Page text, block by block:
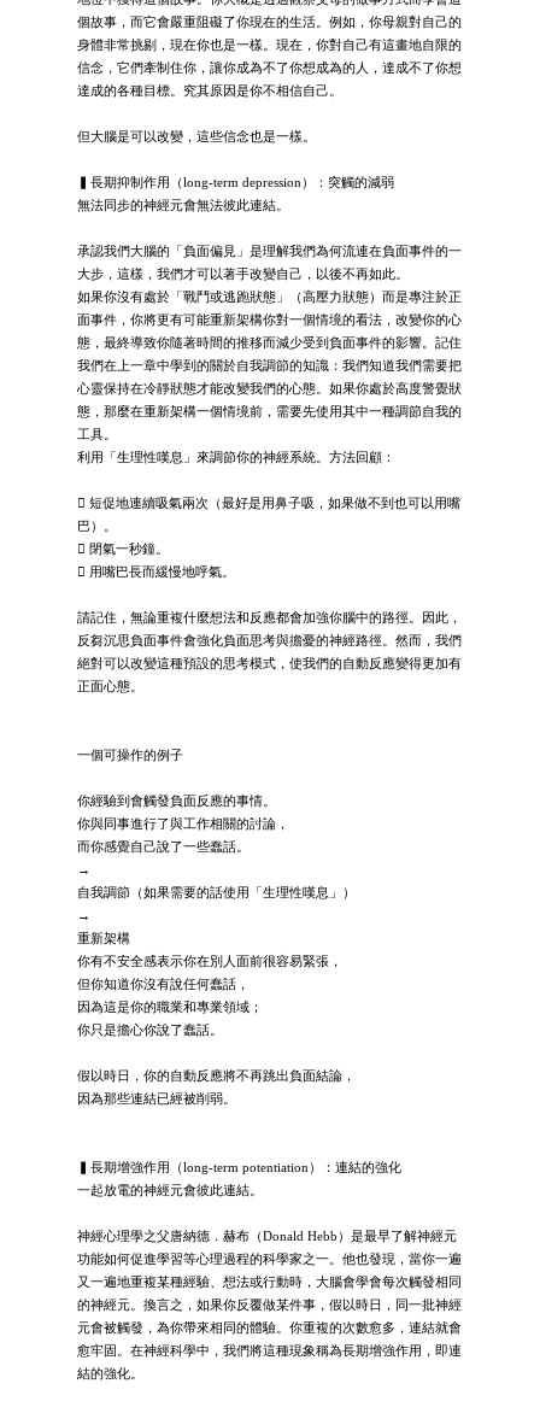
個故事，而它會嚴重阻礙了你現在的生活。例如，你母親對自己的
身體非常挑剔，現在你也是一樣。現在，你對自己有這畫地自限的
信念，它們牽制住你，讓你成為不了你想成為的人，達成不了你想
達成的各種目標。究其原因是你不相信自己。
但大腦是可以改變，這些信念也是一樣。
▍長期抑制作用（long-term depression）：突觸的減弱
無法同步的神經元會無法彼此連結。
承認我們大腦的「負面偏見」是理解我們為何流連在負面事件的一
大步，這樣，我們才可以著手改變自己，以後不再如此。
如果你沒有處於「戰鬥或逃跑狀態」（高壓力狀態）而是專注於正
面事件，你將更有可能重新架構你對一個情境的看法，改變你的心
態，最終導致你隨著時間的推移而減少受到負面事件的影響。記住
我們在上一章中學到的關於自我調節的知識：我們知道我們需要把
心靈保持在冷靜狀態才能改變我們的心態。如果你處於高度警覺狀
態，那麼在重新架構一個情境前，需要先使用其中一種調節自我的
工具。
利用「生理性嘆息」來調節你的神經系統。方法回顧：
 短促地連續吸氣兩次（最好是用鼻子吸，如果做不到也可以用嘴
巴）。
 閉氣一秒鐘。
 用嘴巴長而緩慢地呼氣。
請記住，無論重複什麼想法和反應都會加強你腦中的路徑。因此，
反芻沉思負面事件會強化負面思考與擔憂的神經路徑。然而，我們
絕對可以改變這種預設的思考模式，使我們的自動反應變得更加有
正面心態。
一個可操作的例子
你經驗到會觸發負面反應的事情。
你與同事進行了與工作相關的討論，
而你感覺自己說了一些蠢話。
→
自我調節（如果需要的話使用「生理性嘆息」）
→
重新架構
你有不安全感表示你在別人面前很容易緊張，
但你知道你沒有說任何蠢話，
因為這是你的職業和專業領域；
你只是擔心你說了蠢話。
假以時日，你的自動反應將不再跳出負面結論，
因為那些連結已經被削弱。
▍長期增強作用（long-term potentiation）：連結的強化
一起放電的神經元會彼此連結。
神經心理學之父唐納德．赫布（Donald Hebb）是最早了解神經元
功能如何促進學習等心理過程的科學家之一。他也發現，當你一遍
又一遍地重複某種經驗、想法或行動時，大腦會學會每次觸發相同
的神經元。換言之，如果你反覆做某件事，假以時日，同一批神經
元會被觸發，為你帶來相同的體驗。你重複的次數愈多，連結就會
愈牢固。在神經科學中，我們將這種現象稱為長期增強作用，即連
結的強化。